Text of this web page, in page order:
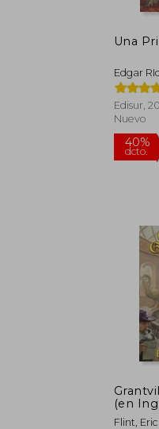
Una
Edgar
Edisur,
Nuevo
(en
Flint, Eric